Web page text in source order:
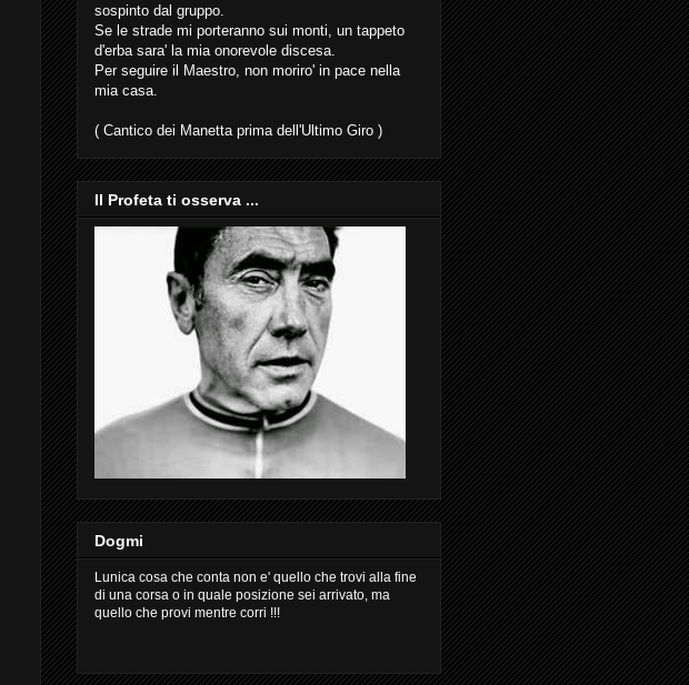
sospinto dal gruppo.
Se le strade mi porteranno sui monti, un tappeto
d'erba sara' la mia onorevole discesa.
Per seguire il Maestro, non moriro' in pace nella
mia casa.
( Cantico dei Manetta prima dell'Ultimo Giro )
Il Profeta ti osserva ...
Dogmi
Lunica cosa che conta non e' quello che trovi alla fine
di una corsa o in quale posizione sei arrivato, ma
quello che provi mentre corri !!!